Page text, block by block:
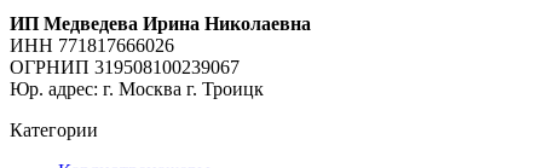
ИП Медведева Ирина Николаевна
ИНН 771817666026
ОГРНИП 319508100239067
Юр. адрес: г. Москва г. Троицк
Категории